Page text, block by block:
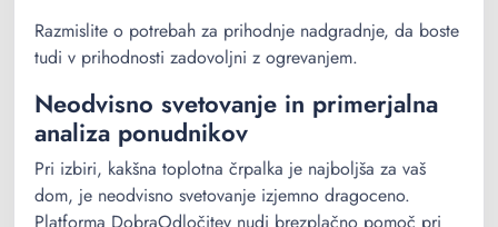
Razmislite o potrebah za prihodnje nadgradnje, da boste
tudi v prihodnosti zadovoljni z ogrevanjem.
Neodvisno svetovanje in primerjalna
analiza ponudnikov
Pri izbiri, kakšna toplotna črpalka je najboljša za vaš
dom, je neodvisno svetovanje izjemno dragoceno.